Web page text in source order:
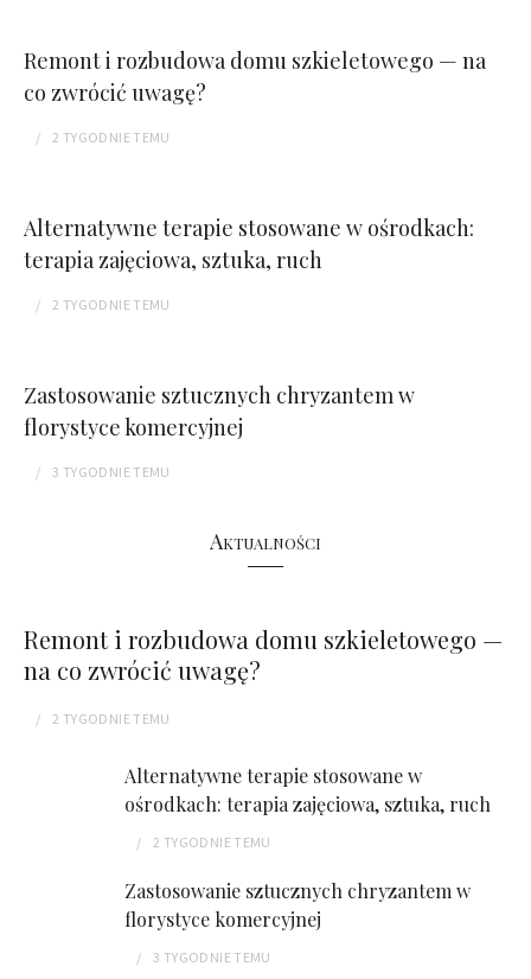
Remont i rozbudowa domu szkieletowego — na
co zwrócić uwagę?
2 TYGODNIE TEMU
Alternatywne terapie stosowane w ośrodkach:
terapia zajęciowa, sztuka, ruch
2 TYGODNIE TEMU
Zastosowanie sztucznych chryzantem w
florystyce komercyjnej
3 TYGODNIE TEMU
Aktualności
Remont i rozbudowa domu szkieletowego —
na co zwrócić uwagę?
2 TYGODNIE TEMU
Alternatywne terapie stosowane w
ośrodkach: terapia zajęciowa, sztuka, ruch
2 TYGODNIE TEMU
Zastosowanie sztucznych chryzantem w
florystyce komercyjnej
3 TYGODNIE TEMU